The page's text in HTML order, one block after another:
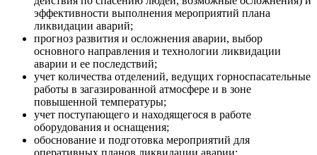
эффективности выполнения мероприятий плана
ликвидации аварий;
прогноз развития и осложнения аварии, выбор
основного направления и технологии ликвидации
аварии и ее последствий;
учет количества отделений, ведущих горноспасательные
работы в загазированной атмосфере и в зоне
повышенной температуры;
учет поступающего и находящегося в работе
оборудования и оснащения;
обоснование и подготовка мероприятий для
оперативных планов ликвидации аварии;